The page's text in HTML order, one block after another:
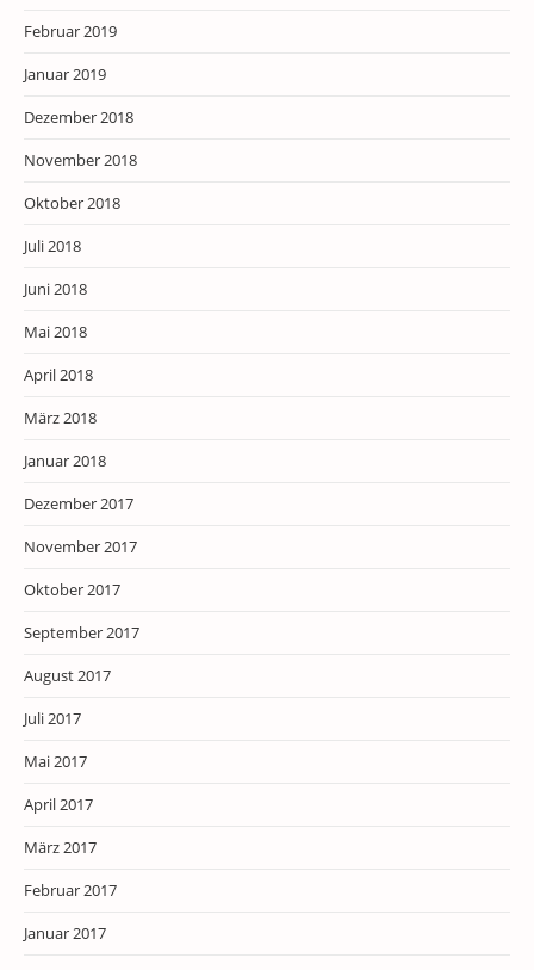
Februar 2019
Januar 2019
Dezember 2018
November 2018
Oktober 2018
Juli 2018
Juni 2018
Mai 2018
April 2018
März 2018
Januar 2018
Dezember 2017
November 2017
Oktober 2017
September 2017
August 2017
Juli 2017
Mai 2017
April 2017
März 2017
Februar 2017
Januar 2017